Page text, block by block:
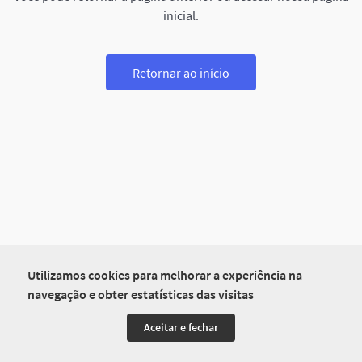
Utilizamos cookies para melhorar a experiência na
navegação e obter estatísticas das visitas
Aceitar e fechar
inicial.
Retornar ao início